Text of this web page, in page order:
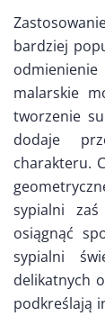
bardziej
malarskie
tworzenie
dodaje
charakteru.
sypialni
osiągnąć
sypialni
delikatnych
podkreślają